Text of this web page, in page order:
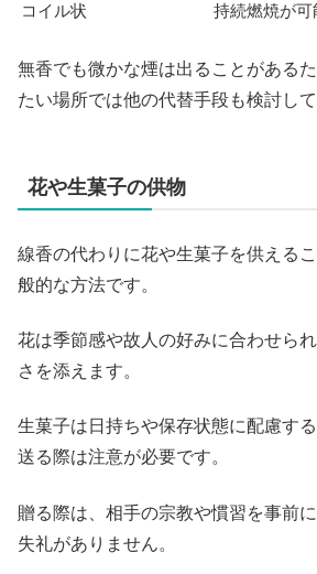
コイル状
持続燃焼が可
無香でも微かな煙は出ることがある
たい場所では他の代替手段も検討して
花や生菓子の供物
線香の代わりに花や生菓子を供える
般的な方法です。
花は季節感や故人の好みに合わせら
さを添えます。
生菓子は日持ちや保存状態に配慮す
送る際は注意が必要です。
贈る際は、相手の宗教や慣習を事前
失礼がありません。